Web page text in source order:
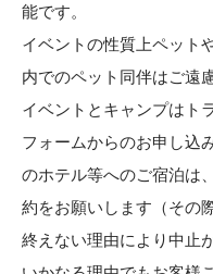
能です。
イベントの性質上ペット
内でのペット同伴はご遠
イベントとキャンプはト
フォームからのお申し込
のホテル等へのご宿泊は
約をお願いします（その
終えない理由により中止